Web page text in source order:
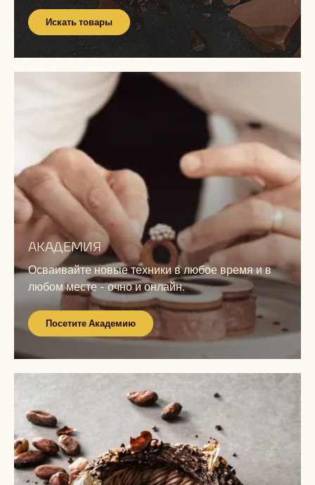
Искать товары
АКАДЕМИЯ
Осваивайте новые техники в любое время и в
любом месте - очно и онлайн.
Посетите Академию
Посетите
Академию